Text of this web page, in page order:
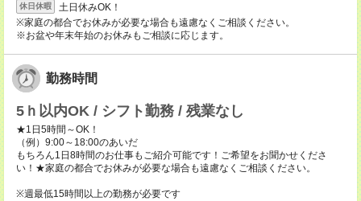
休日休暇
土日休みOK！
※家庭の都合でお休みが必要な場合も遠慮なくご相談ください。
※お盆や年末年始のお休みもご相談に応じます。
勤務時間
5ｈ以内OK / シフト勤務 / 残業なし
★1日5時間～OK！
（例）9:00～18:00のあいだ
もちろん1日8時間のお仕事もご紹介可能です！ご希望をお聞かせくださ
い！★家庭の都合でお休みが必要な場合も遠慮なくご相談ください。
※週最低15時間以上の勤務が必要です